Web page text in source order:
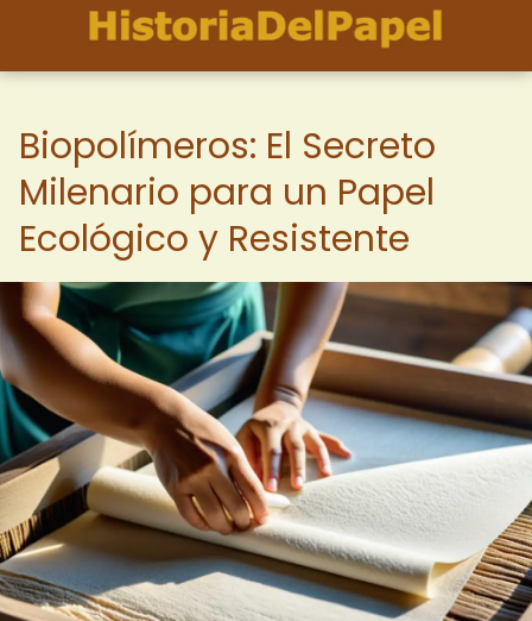
Biopolímeros: El Secreto
Milenario para un Papel
Ecológico y Resistente